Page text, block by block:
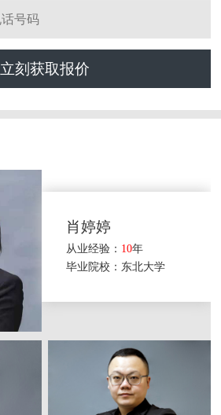
立刻获取报价
肖婷婷
从业经验： 10年
毕业院校：东北大学